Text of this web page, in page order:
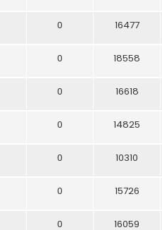
0 16477
0 18558
0 16618
0 14825
0 10310
0 15726
0 16059